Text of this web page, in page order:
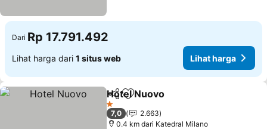
Dari Rp 17.791.492
Lihat harga dari 1 situs web Lihat harga
BagikanTambahkan ke favorit
Hotel Nuovo
1 Bintang
7,0
2.663
0.4 km dari Katedral Milano